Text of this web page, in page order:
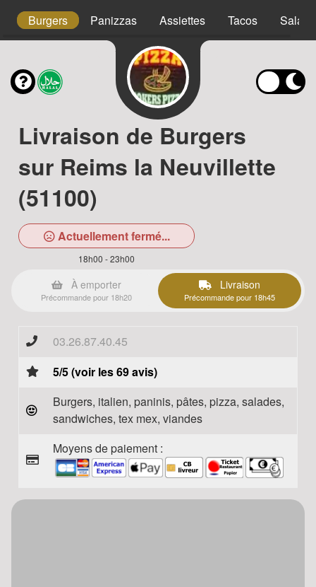
Burgers Panizzas Assiettes Tacos
Livraison de Burgers
sur Reims la Neuvillette
(51100)
Actuellement fermé...
18h00 - 23h00
À emporter
Précommande pour 18h20
Livraison
Précommande pour 18h45
03.26.87.40.45
5/5 (voir les 69 avis)
Burgers, italien, paninis, pâtes, pizza, salades,
sandwiches, tex mex, viandes
Moyens de paiement :